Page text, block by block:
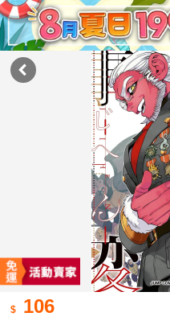
106